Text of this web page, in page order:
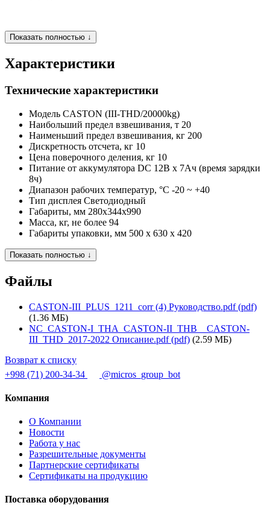
Показать полностью ↓
Характеристики
Технические характеристики
Модель CASTON (III-THD/20000kg)
Наибольший предел взвешивания, т 20
Наименьший предел взвешивания, кг 200
Дискретность отсчета, кг 10
Цена поверочного деления, кг 10
Питание от аккумулятора DC 12В х 7Ач (время зарядки
8ч)
Диапазон рабочих температур, °С -20 ~ +40
Тип дисплея Светодиодный
Габариты, мм 280x344x990
Масса, кг, не более 94
Габариты упаковки, мм 500 x 630 x 420
Показать полностью ↓
Файлы
CASTON-III_PLUS_1211_corr (4) Руководство.pdf (pdf)
(1.36 МБ)
NC_CASTON-I_THA_CASTON-II_THB__CASTON-
III_THD_2017-2022 Описание.pdf (pdf) (2.59 МБ)
Возврат к списку
+998 (71) 200-34-34
@micros_group_bot
Компания
О Компании
Новости
Работа у нас
Разрешительные документы
Партнерские сертификаты
Сертификаты на продукцию
Поставка оборудования